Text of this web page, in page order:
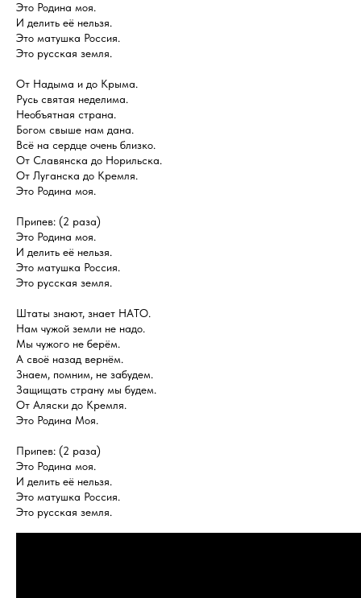
Это Родина моя.
И делить её нельзя.
Это матушка Россия.
Это русская земля.
От Надыма и до Крыма.
Русь святая неделима.
Необъятная страна.
Богом свыше нам дана.
Всё на сердце очень близко.
От Славянска до Норильска.
От Луганска до Кремля.
Это Родина моя.
Припев: (2 раза)
Это Родина моя.
И делить её нельзя.
Это матушка Россия.
Это русская земля.
Штаты знают, знает НАТО.
Нам чужой земли не надо.
Мы чужого не берём.
А своё назад вернём.
Знаем, помним, не забудем.
Защищать страну мы будем.
От Аляски до Кремля.
Это Родина Моя.
Припев: (2 раза)
Это Родина моя.
И делить её нельзя.
Это матушка Россия.
Это русская земля.